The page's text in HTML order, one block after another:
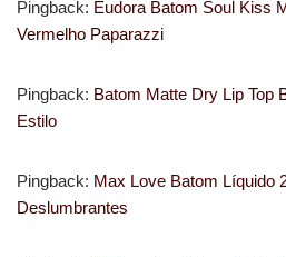
Pingback: Eudora Batom Soul Kiss
Vermelho Paparazzi
Pingback: Batom Matte Dry Lip Top
Estilo
Pingback: Max Love Batom Líquido
Deslumbrantes